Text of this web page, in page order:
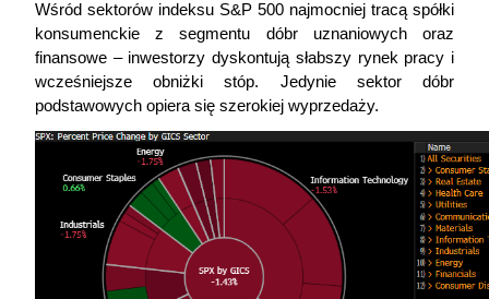
Wśród sektorów indeksu S&P 500 najmocniej tracą spółki
konsumenckie z segmentu dóbr uznaniowych oraz
finansowe – inwestorzy dyskontują słabszy rynek pracy i
wcześniejsze obniżki stóp. Jedynie sektor dóbr
podstawowych opiera się szerokiej wyprzedaży.